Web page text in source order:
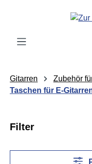
Zum Hauptinhalt springen
Gitarren Zubehör
Taschen für E-
Filter